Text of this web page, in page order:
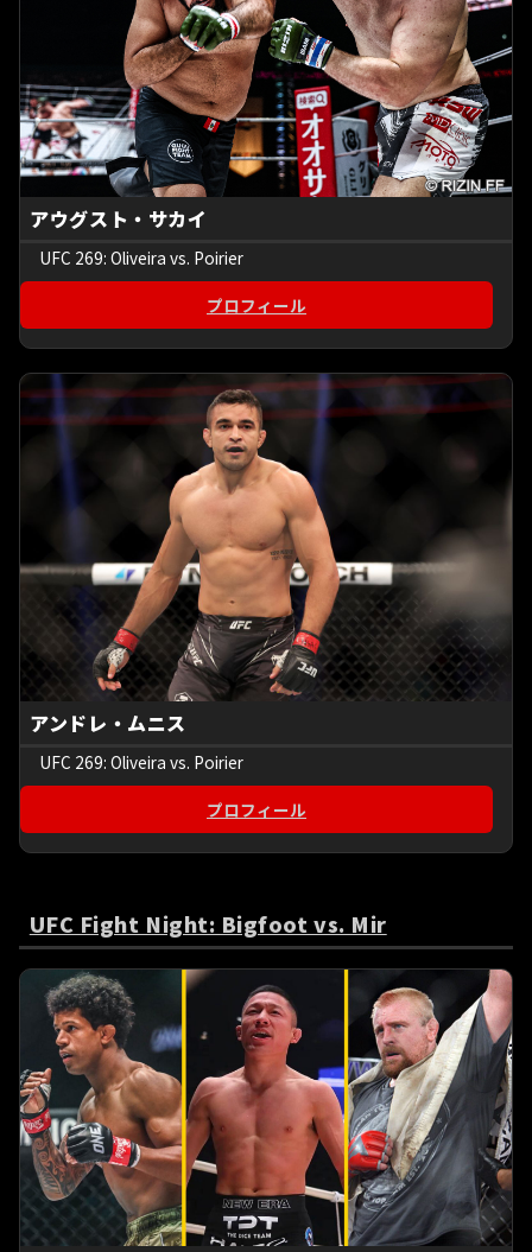
アウグスト・サカイ
UFC 269: Oliveira vs. Poirier
プロフィール
アンドレ・ムニス
UFC 269: Oliveira vs. Poirier
プロフィール
UFC Fight Night: Bigfoot vs. Mir